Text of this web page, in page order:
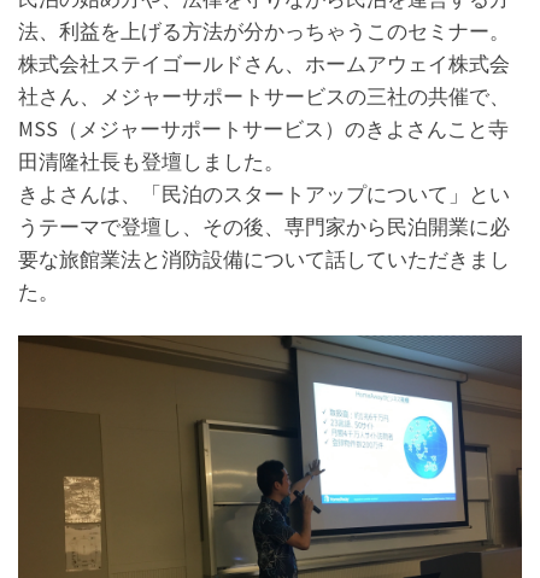
法、利益を上げる方法が分かっちゃうこのセミナー。
株式会社ステイゴールドさん、ホームアウェイ株式会
社さん、メジャーサポートサービスの三社の共催で、
MSS（メジャーサポートサービス）のきよさんこと寺
田清隆社長も登壇しました。
きよさんは、「民泊のスタートアップについて」とい
うテーマで登壇し、その後、専門家から民泊開業に必
要な旅館業法と消防設備について話していただきまし
た。